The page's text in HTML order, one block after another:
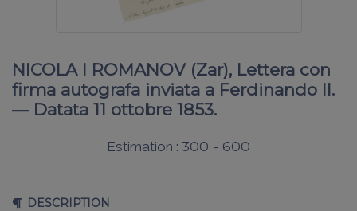
NICOLA I ROMANOV (Zar), Lettera con
firma autografa inviata a Ferdinando II.
— Datata 11 ottobre 1853.
Estimation : 300 - 600
DESCRIPTION